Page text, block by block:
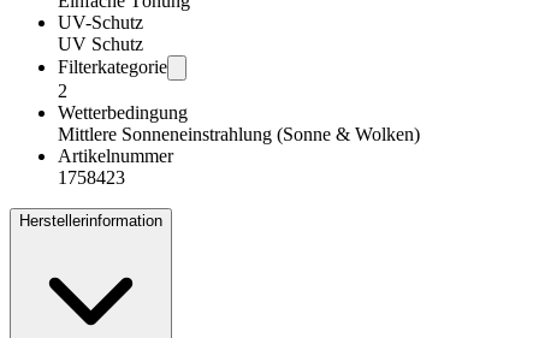
UV-Schutz
UV Schutz
Filterkategorie
2
Wetterbedingung
Mittlere Sonneneinstrahlung (Sonne & Wolken)
Artikelnummer
1758423
Herstellerinformation